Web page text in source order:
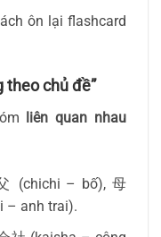
ôn lại flashcard
theo chủ đề”
liên quan nhau
(chichi – bố), 母
– anh trai).